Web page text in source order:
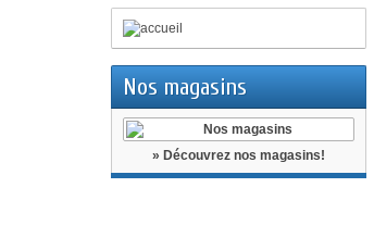
Nos magasins
» Découvrez nos magasins!